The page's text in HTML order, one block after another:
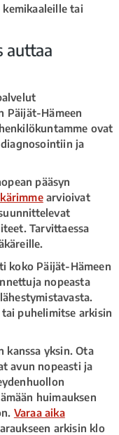
tai
auttaa
Päijät-Hämeen
ovat
ja
pääsyn
arvioivat
Tarvittaessa
koko Päijät-Hämeen
nopeasta
puhelimitse arkisin
kanssa yksin. Ota
avun nopeasti ja
huimauksen
Varaa aika
arkisin klo